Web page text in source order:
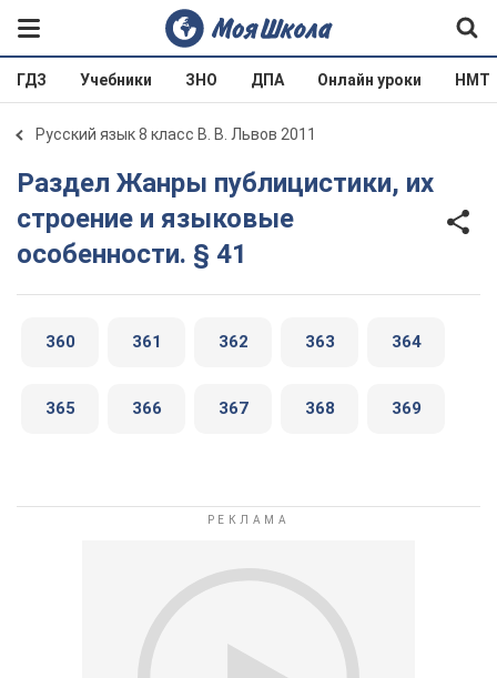
ГДЗ Учебники ЗНО ДПА Онлайн уроки НМТ
Русский язык 8 класс В. В. Львов 2011
Раздел Жанры публицистики, их
строение и языковые
особенности. § 41
360 361 362 363 364
365 366 367 368 369